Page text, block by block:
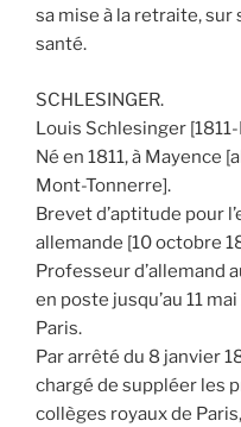
sa mise à la retraite, sur
santé.
SCHLESINGER.
Louis Schlesinger [1811-
Né en 1811, à Mayence
Mont-Tonnerre].
Brevet d’aptitude pour
allemande [10 octobre
Professeur d’allemand
en poste jusqu’au 11
Paris.
Par arrêté du 8 janvier
chargé de suppléer les
collèges royaux de